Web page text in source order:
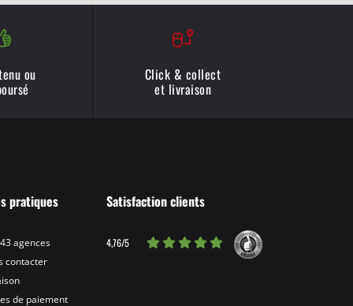
ou Click & collect
et livraison
pratiques
agences
contacter
de paiement
Satisfaction clients
4,76/5